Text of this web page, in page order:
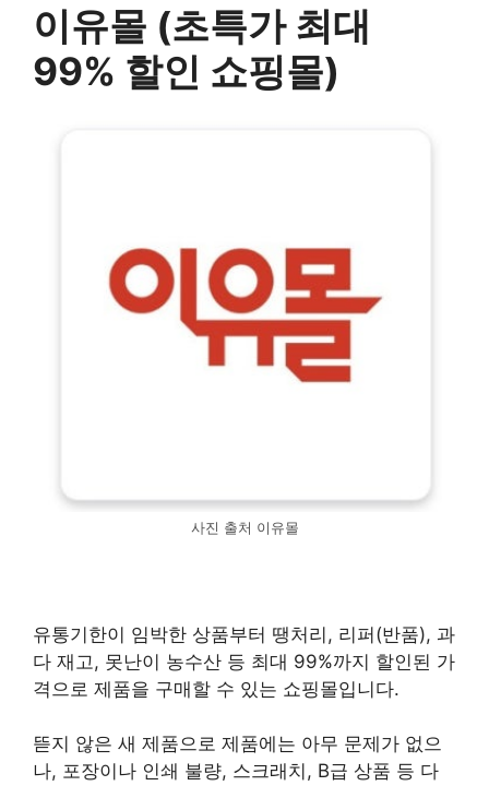
이유몰 (초특가 최대
99% 할인 쇼핑몰)
사진 출처 이유몰
유통기한이 임박한 상품부터 땡처리, 리퍼(반품), 과
다 재고, 못난이 농수산 등 최대 99%까지 할인된 가
격으로 제품을 구매할 수 있는 쇼핑몰입니다.
뜯지 않은 새 제품으로 제품에는 아무 문제가 없으
나, 포장이나 인쇄 불량, 스크래치, B급 상품 등 다